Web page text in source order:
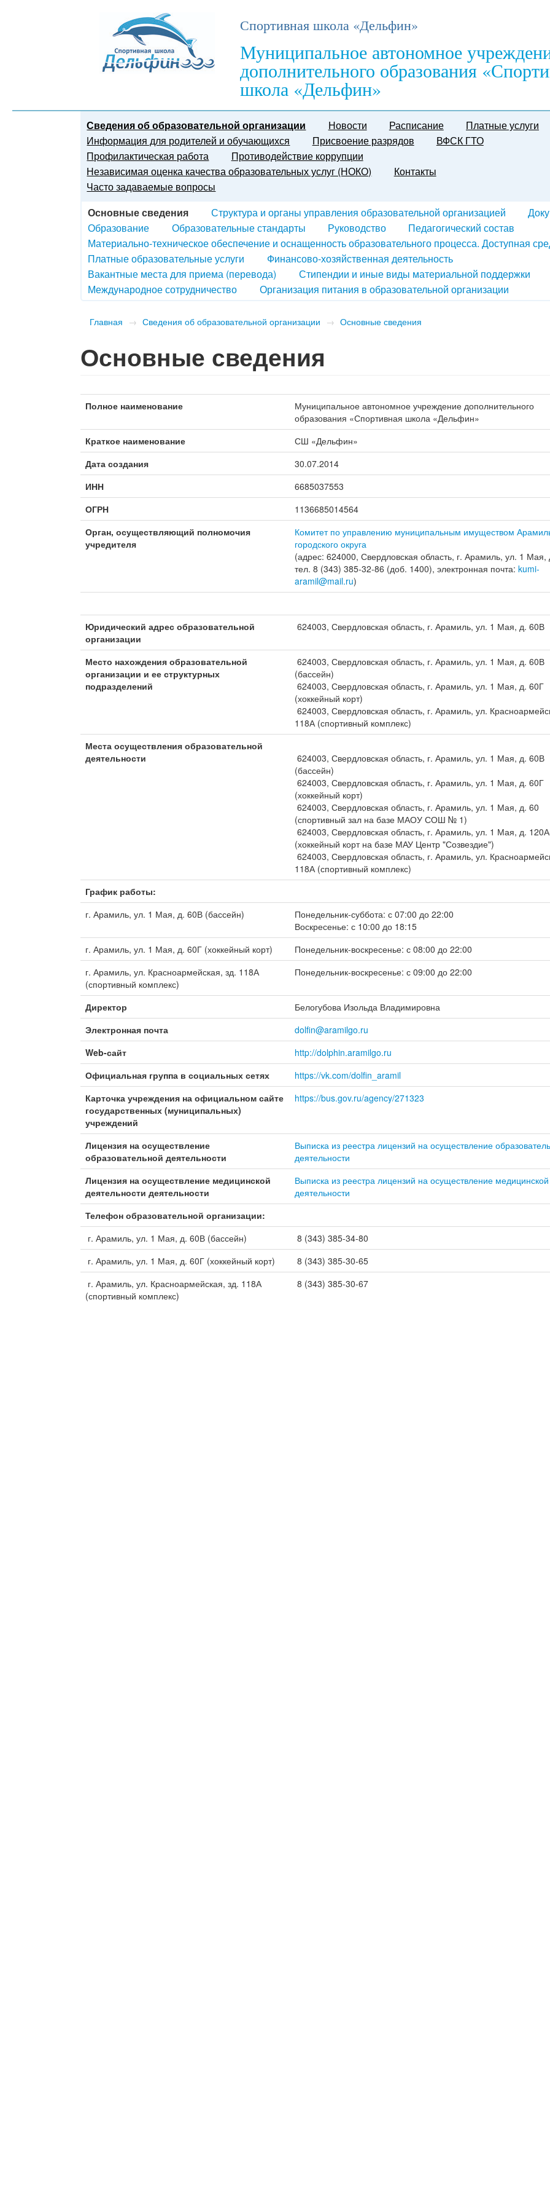
Спортивная школа «Дельфин»
Муниципальное автономное
дополнительного образования
школа «Дельфин»
Сведения об образовательной организации Новости Расписание
Платные услуги
Информация для родителей и обучающихся
Присвоение разрядов
ВФСК ГТО
Профилактическая работа
Противодействие коррупции
Независимая оценка качества образовательных услуг (НОКО)
Контакты
Часто задаваемые вопросы
Основные сведения
Структура и органы управления образовательной организацией
Образование
Образовательные стандарты Руководство
Педагогический состав
Материально-техническое обеспечение и оснащенность образовательного процесса. Доступная
Платные образовательные услуги
Финансово-хозяйственная деятельность
Вакантные места для приема (перевода)
Стипендии и иные виды материальной поддержки
Международное сотрудничество
Организация питания в образовательной организации
Главная → Сведения об образовательной организации → Основные сведения
Основные сведения
Полное наименование
Муниципальное автономное учреждение дополнительного
образования «Спортивная школа «Дельфин»
Краткое наименование
СШ «Дельфин»
Дата создания
30.07.2014
ИНН
6685037553
ОГРН
1136685014564
Орган, осуществляющий полномочия
учредителя
Комитет по управлению муниципальным имуществом
городского округа
(адрес: 624000, Свердловская область, г. Арамиль, ул. 1 Мая,
тел. 8 (343) 385-32-86 (доб. 1400), электронная почта:kumi-
aramil@mail.ru)
Юридический адрес образовательной
организации
624003, Свердловская область, г. Арамиль, ул. 1 Мая, д. 60В
Место нахождения образовательной
организации и ее структурных
подразделений
624003, Свердловская область, г. Арамиль, ул. 1 Мая, д. 60В
(бассейн)
624003, Свердловская область, г. Арамиль, ул. 1 Мая, д. 60Г
(хоккейный корт)
624003, Свердловская область, г. Арамиль, ул.
118А (спортивный комплекс)
Места осуществления образовательной
деятельности
624003, Свердловская область, г. Арамиль, ул. 1 Мая, д. 60В
(бассейн)
624003, Свердловская область, г. Арамиль, ул. 1 Мая, д. 60Г
(хоккейный корт)
624003, Свердловская область, г. Арамиль, ул. 1 Мая, д. 60
(спортивный зал на базе МАОУ СОШ № 1)
624003, Свердловская область, г. Арамиль, ул. 1 Мая, д.
(хоккейный корт на базе МАУ Центр "Созвездие")
624003, Свердловская область, г. Арамиль, ул.
118А (спортивный комплекс)
График работы:
г. Арамиль, ул. 1 Мая, д. 60В (бассейн)
Понедельник-суббота: с 07:00 до 22:00
Воскресенье: с 10:00 до 18:15
г. Арамиль, ул. 1 Мая, д. 60Г (хоккейный корт)
Понедельник-воскресенье: с 08:00 до 22:00
г. Арамиль, ул. Красноармейская, зд. 118А
(спортивный комплекс)
Понедельник-воскресенье: с 09:00 до 22:00
Директор
Белогубова Изольда Владимировна
Электронная почта
dolfin@aramilgo.ru
Web-сайт
http://dolphin.aramilgo.ru
Официальная группа в социальных сетях
https://vk.com/dolfin_aramil
Карточка учреждения на официальном сайте
государственных (муниципальных)
учреждений
https://bus.gov.ru/agency/271323
Лицензия на осуществление
образовательной деятельности
Выписка из реестра лицензий на осуществление
деятельности
Лицензия на осуществление медицинской
деятельности деятельности
Выписка из реестра лицензий на осуществление медицинской
деятельности
Телефон образовательной организации:
г. Арамиль, ул. 1 Мая, д. 60В (бассейн)
8 (343) 385-34-80
г. Арамиль, ул. 1 Мая, д. 60Г (хоккейный корт)
8 (343) 385-30-65
г. Арамиль, ул. Красноармейская, зд. 118А
(спортивный комплекс)
8 (343) 385-30-67